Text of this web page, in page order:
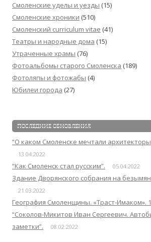
Смоленские уделы и уезды (15)
Смоленские хроники (510)
Смоленский сurriculum vitae (41)
Театры и народные дома (15)
Утраченные храмы (76)
Фотоальбомы старого Смоленска (189)
Фотоляпы и фотожабы (4)
Юбилеи города (27)
ПОСЛЕДНИЕ ОБНОВЛЕНИЯ
“О каком Смоленске мечтали архитекторы
13.04.2022
“Как Смоленск стал русским”. 05.04.2022
Здание Дворянского собрания на
21.03.2022
География Смоленщины. «Траст-Имаком».
“Соколов-Микитов Иван Сергеевич.
заметки”.
08.02.2022